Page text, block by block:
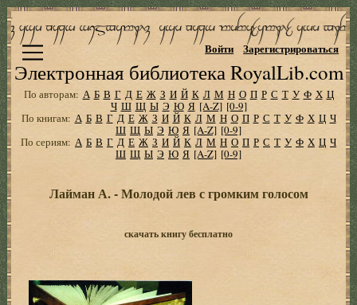
Электронная библиотека RoyalLib.com
Войти Зарегистрироваться
По авторам: А Б В Г Д Е Ж З И Й К Л М Н О П Р С Т У Ф Х Ц
Ч Ш Щ Ы Э Ю Я [A-Z] [0-9]
По книгам: А Б В Г Д Е Ж З И Й К Л М Н О П Р С Т У Ф Х Ц Ч
Ш Щ Ы Э Ю Я [A-Z] [0-9]
По сериям: А Б В Г Д Е Ж З И Й К Л М Н О П Р С Т У Ф Х Ц Ч
Ш Щ Ы Э Ю Я [A-Z] [0-9]
Лайман А. - Молодой лев с громким голосом
скачать книгу бесплатно